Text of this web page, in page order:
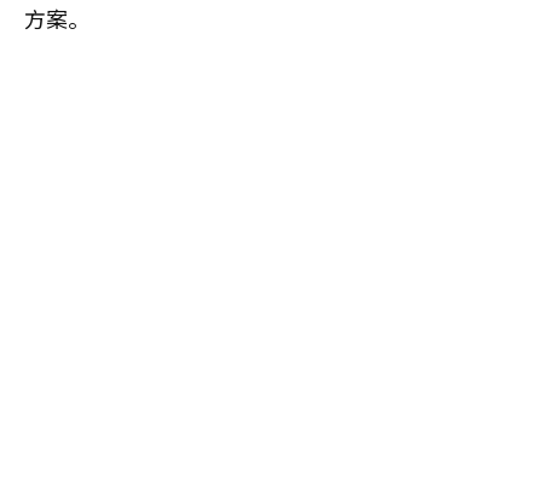
方案。